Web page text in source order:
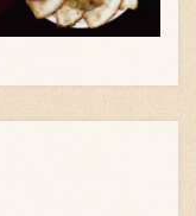
辛川448